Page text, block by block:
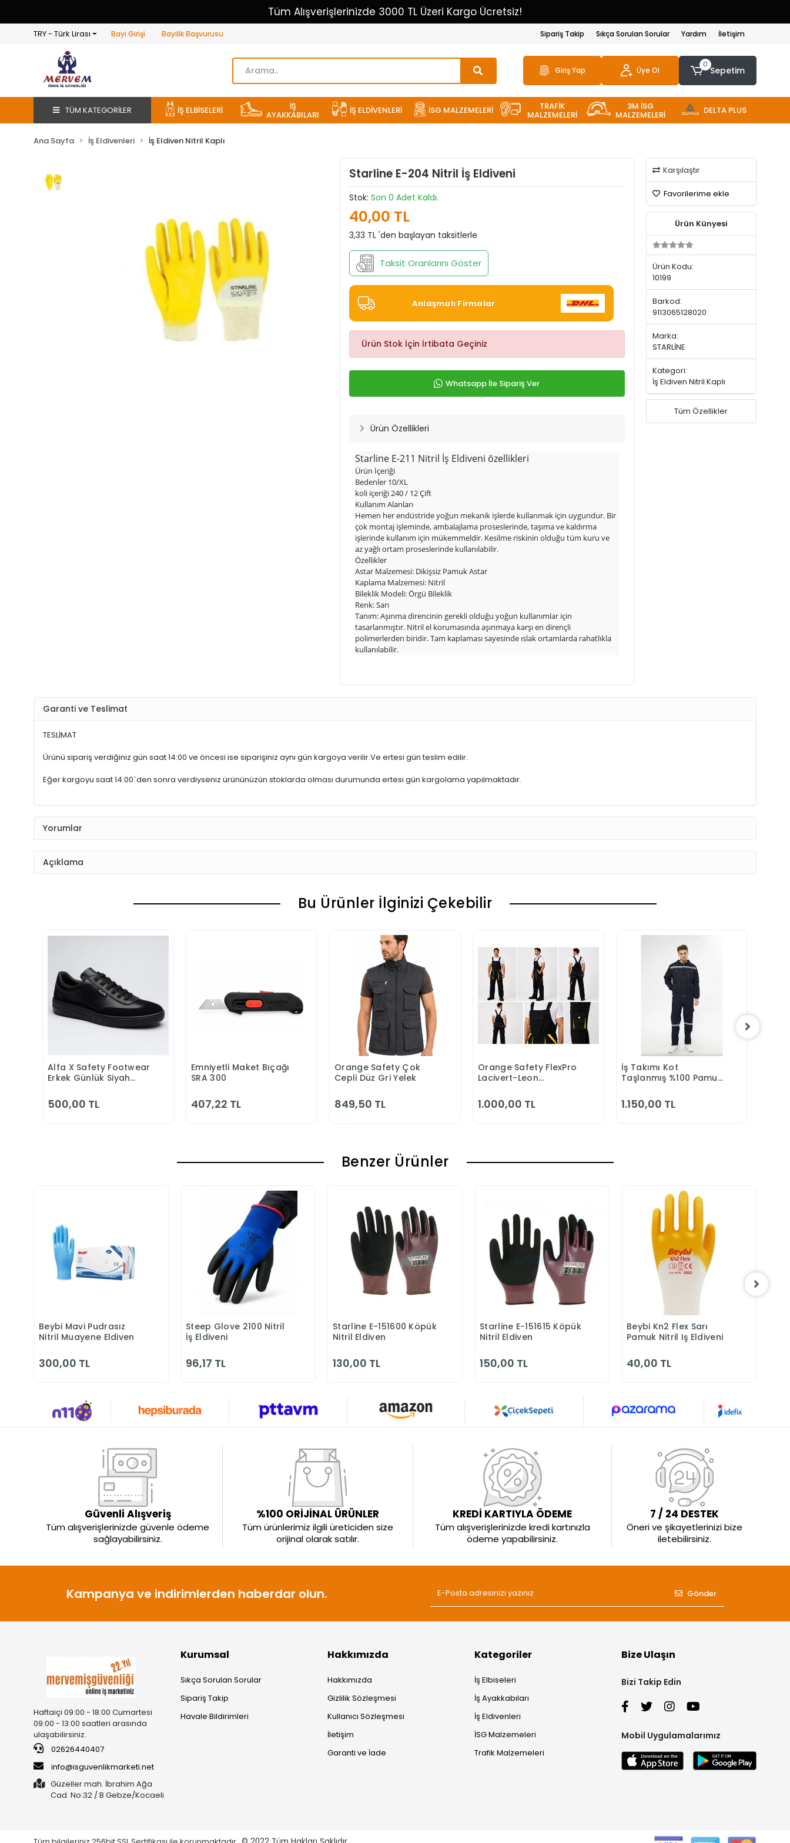
Tüm Alışverişlerinizde 3000 TL Üzeri Kargo Ücretsiz!
TRY - Türk Lirası Bayi Girişi Bayilik Başvurusu Sipariş Takip Sıkça Sorulan Sorular Yardım İletişim
Giriş Yap Üye Ol
0
Sepetim
TÜM KATEGORİLER İŞ ELBİSELERİ İŞ
AYAKKABILARI İŞ ELDİVENLERİ İSG MALZEMELERİ TRAFİK
MALZEMELERİ
3M İSG
MALZEMELERİ DELTA PLUS
Ana Sayfa İş Eldivenleri İş Eldiven Nitril Kaplı
Starline E-204 Nitril İş Eldiveni
Stok: Son 0 Adet Kaldı.
40,00 TL
3,33 TL 'den başlayan taksitlerle
Taksit Oranlarını Göster
Anlaşmalı Firmalar
Ürün Stok İçin İrtibata Geçiniz
Whatsapp İle Sipariş Ver
Ürün Özellikleri
Starline E-211 Nitril İş Eldiveni özellikleri
Ürün İçeriği
Bedenler 10/XL
koli içeriği 240 / 12 Çift
Kullanım Alanları
Hemen her endüstride yoğun mekanik işlerde kullanmak için uygundur. Bir
çok montaj işleminde, ambalajlama proseslerinde, taşıma ve kaldırma
işlerinde kullanım için mükemmeldir. Kesilme riskinin olduğu tüm kuru ve
az yağlı ortam proseslerinde kullanılabilir.
Özellikler
Astar Malzemesi: Dikişsiz Pamuk Astar
Kaplama Malzemesi: Nitril
Bileklik Modeli: Örgü Bileklik
Renk: Sarı
Tanım: Aşınma direncinin gerekli olduğu yoğun kullanımlar için
tasarlanmıştır. Nitril el korumasında aşınmaya karşı en dirençli
polimerlerden biridir. Tam kaplaması sayesinde ıslak ortamlarda rahatlıkla
kullanılabilir.
Karşılaştır
Favorilerime ekle
Ürün Künyesi
Ürün Kodu:
10199
Barkod:
9113065128020
Marka:
STARLİNE
Kategori:
İş Eldiven Nitril Kaplı
Tüm Özellikler
Garanti ve Teslimat
TESLİMAT
Ürünü sipariş verdiğiniz gün saat 14:00 ve öncesi ise siparişiniz aynı gün kargoya verilir.Ve ertesi gün teslim edilir.
Eğer kargoyu saat 14:00`den sonra verdiyseniz ürününüzün stoklarda olması durumunda ertesi gün kargolama yapılmaktadır.
Yorumlar
Açıklama
Bu Ürünler İlginizi Çekebilir
Sepete Ekle
Alfa X Safety Footwear
Erkek Günlük Siyah
500,00 TL
Sepete Ekle
Emniyetli Maket Bıçağı
SRA 300
407,22 TL
Sepete Ekle
Orange Safety Çok
Cepli Düz Gri Yelek
849,50 TL
Sepete Ekle
Orange Safety FlexPro
Lacivert-Leon
1.000,00 TL
Sepete Ekle
İş Takımı Kot
Taşlanmış %100 Pamuk
Yazlık
1.150,00 TL
Benzer Ürünler
Sepete Ekle
Beybi Mavi Pudrasız
Nitril Muayene Eldiven
300,00 TL
Sepete Ekle
Steep Glove 2100 Nitril
İş Eldiveni
96,17 TL
Sepete Ekle
Starline E-151600 Köpük
Nitril Eldiven
130,00 TL
Sepete Ekle
Starline E-151615 Köpük
Nitril Eldiven
150,00 TL
Sepete Ekle
Beybi Kn2 Flex Sarı
Pamuk Nitril Iş Eldiveni
40,00 TL
Güvenli Alışveriş
Tüm alışverişlerinizde güvenle ödeme
sağlayabilirsiniz.
%100 ORİJİNAL ÜRÜNLER
Tüm ürünlerimiz ilgili üreticiden size
orijinal olarak satılır.
KREDİ KARTIYLA ÖDEME
Tüm alışverişlerinizde kredi kartınızla
ödeme yapabilirsiniz.
7 / 24 DESTEK
Öneri ve şikayetlerinizi bize
iletebilirsiniz.
Kampanya ve indirimlerden haberdar olun. Gönder
Haftaiçi 09:00 - 18:00 Cumartesi
09:00 - 13:00 saatleri arasında
ulaşabilirsiniz.
02626440407
info@isguvenlikmarketi.net
Güzeller mah. İbrahim Ağa
Cad. No:32 / B Gebze/Kocaeli
Kurumsal
Sıkça Sorulan Sorular
Sipariş Takip
Havale Bildirimleri
Hakkımızda
Hakkımızda
Gizlilik Sözleşmesi
Kullanıcı Sözleşmesi
İletişim
Garanti ve İade
Kategoriler
İş Elbiseleri
İş Ayakkabıları
İş Eldivenleri
İSG Malzemeleri
Trafik Malzemeleri
Bize Ulaşın
Bizi Takip Edin
Mobil Uygulamalarımız